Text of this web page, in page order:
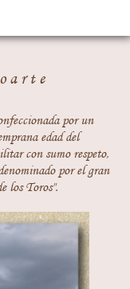
por un
edad del
con sumo respeto,
por el gran
los Toros".